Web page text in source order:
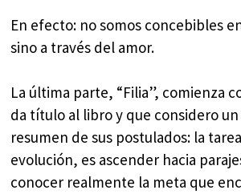
En efecto: no somos concebibles
sino a través del amor.
La última parte, “Filia”, comienza
da título al libro y que considero
resumen de sus postulados: la
evolución, es ascender hacia
conocer realmente la meta que